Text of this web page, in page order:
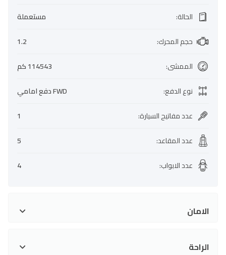
الحالة:
مستعملة
حجم المحرك:
1.2
الممشى:
114543 كم
نوع الدفع:
FWD دفع امامي
عدد مفاتيح السيارة:
1
عدد المقاعد:
5
عدد الابواب:
4
الامان
الراحة